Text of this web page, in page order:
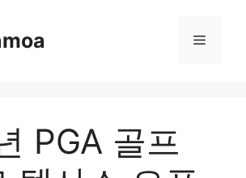
Menu
PGA 골프